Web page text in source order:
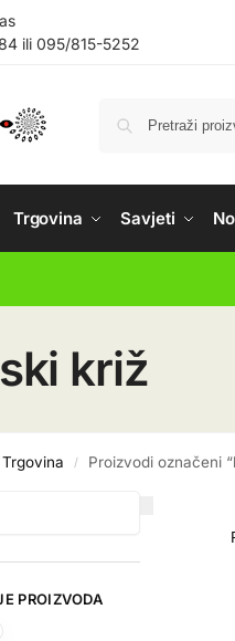
ili 095/815-5252
Trgovina Savjeti
križ
Trgovina / Proizvodi označeni
PROIZVODA